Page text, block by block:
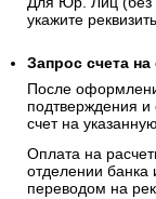
укажите
Запрос счета на
После
подтверждения и
счет на
Оплата на
отделении банка
переводом на